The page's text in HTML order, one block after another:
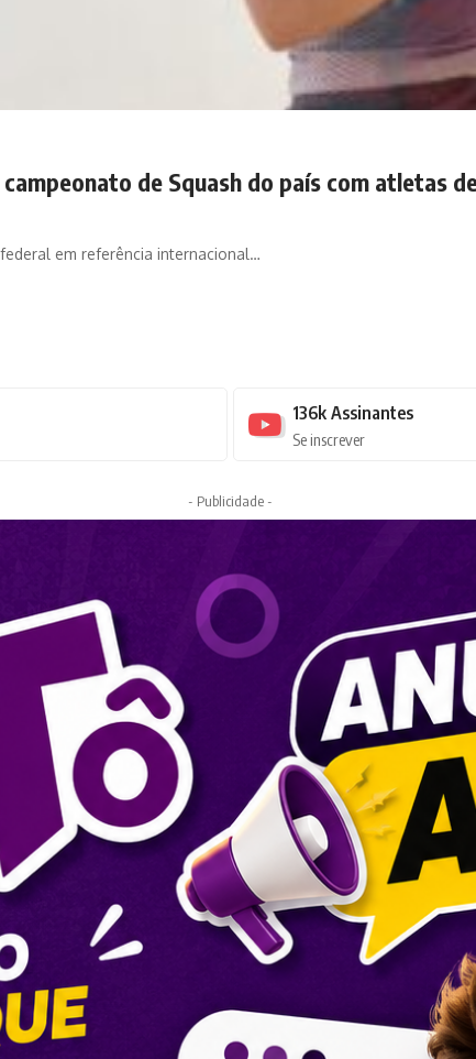
de Squash do país com atletas
em referência internacional…
136k Assinantes
Se inscrever
- Publicidade -